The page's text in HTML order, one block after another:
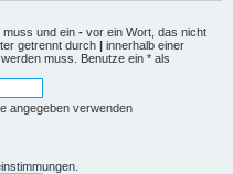
muss und ein - vor ein Wort, das nicht
getrennt durch | innerhalb einer
muss. Benutze ein * als
angegeben verwenden